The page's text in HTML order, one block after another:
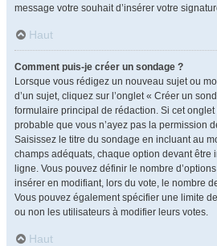
message votre souhait d’insérer votre
Haut
Comment puis-je créer un sondage ?
Lorsque vous rédigez un nouveau sujet ou
d’un sujet, cliquez sur l’onglet « Créer un
formulaire principal de rédaction. Si cet onglet
probable que vous n’ayez pas la permission
Saisissez le titre du sondage en incluant au
champs adéquats, chaque option devant être
ligne. Vous pouvez définir le nombre
insérer en modifiant, lors du vote, le nombre
Vous pouvez également spécifier une limite
ou non les utilisateurs à modifier leurs votes.
Haut